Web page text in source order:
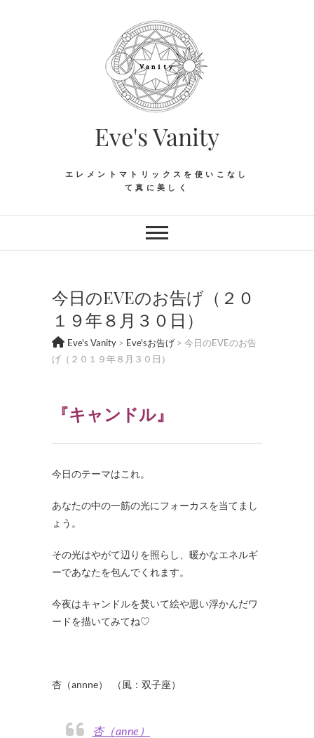
Eve's Vanity
エレメントマトリックスを使いこなし
て真に美しく
今日のEVEのお告げ（２０
１９年８月３０日）
Eve's Vanity > Eve'sお告げ > 今日のEVEのお告
げ（２０１９年８月３０日）
『キャンドル』
今日のテーマはこれ。
あなたの中の一筋の光にフォーカスを当てまし
ょう。
その光はやがて辺りを照らし、暖かなエネルギ
ーであなたを包んでくれます。
今夜はキャンドルを焚いて絵や思い浮かんだワ
ードを描いてみてね♡
杏（annne） （風：双子座）
杏（anne）